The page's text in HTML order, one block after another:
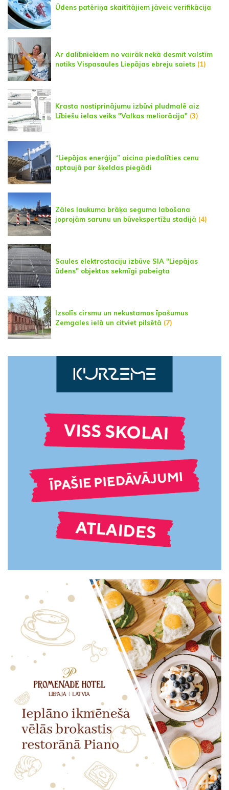
Ūdens patēriņa skaitītājiem jāveic verifikācija
Ar dalībniekiem no vairāk nekā desmit valstīm
notiks Vispasaules Liepājas ebreju saiets (1)
Krasta nostiprinājumu izbūvi pludmalē aiz
Lībiešu ielas veiks "Valkas meliorācija" (3)
“Liepājas enerģija” aicina piedalīties cenu
aptaujā par šķeldas piegādi
Zāles laukuma brāķa seguma labošana
joprojām sarunu un būvekspertīžu stadijā (4)
Saules elektrostaciju izbūve SIA "Liepājas
ūdens" objektos sekmīgi pabeigta
Izsolīs cirsmu un nekustamos īpašumus
Zemgales ielā un citviet pilsētā (7)